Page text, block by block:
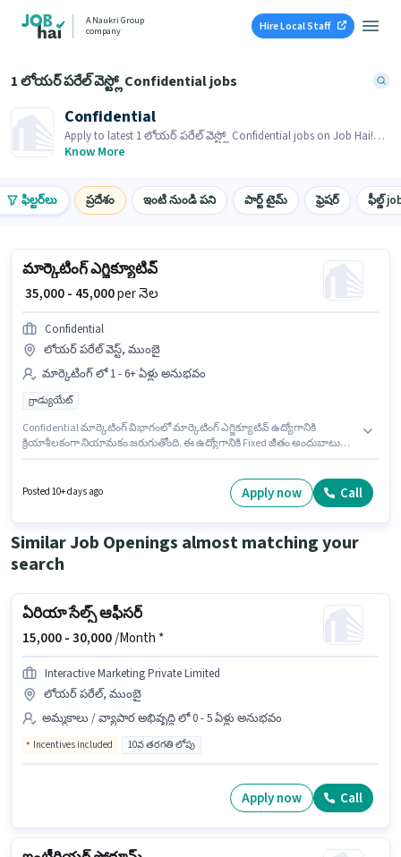
A Naukri Group
company
Hire Local Staff
1 లోయర్ పరేల్ వెస్ట్లో Confidential jobs
Confidential
Apply to latest 1 లోయర్ పరేల్ వెస్ట్లో Confidential jobs on Job Hai!
Recruiter is actively hiring in your area.
Know More
ఫిల్టర్‌లు ప్రదేశం ఇంటి నుండి పని పార్ట్ టైమ్ ఫ్రెషర్ ఫీల్డ్
మార్కెటింగ్ ఎగ్జిక్యూటివ్
₹ 35,000 - 45,000per నెల
Confidential
లోయర్ పరేల్ వెస్ట్, ముంబై
మార్కెటింగ్ లో 1 - 6+ ఏళ్లు అనుభవం
గ్రాడ్యుయేట్
Confidential మార్కెటింగ్ విభాగంలో మార్కెటింగ్ ఎగ్జిక్యూటివ్ ఉద్యోగానికి
క్రియాశీలకంగా నియామకం జరుగుతోంది. ఈ ఉద్యోగానికి Fixed జీతం అందుబాటులో
కనీసం గ్రాడ్యుయేట్ డిగ్రీ లేదా సర్టిఫికెట్ కలిగి ఉండాలి.
Posted 10+ days ago Apply now Call
Similar Job Openings almost matching your
search
ఏరియా సేల్స్ ఆఫీసర్
15,000 -30,000/Month *
Interactive Marketing Private Limited
లోయర్ పరేల్, ముంబై
అమ్మకాలు / వ్యాపార అభివృద్ధి లో 0 - 5 ఏళ్లు అనుభవం
Incentives included 10వ తరగతి లోపు
Apply now Call